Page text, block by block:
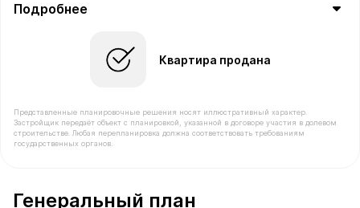
Подробнее
Квартира продана
Представленные планировочные решения носят иллюстративный характер.
Застройщик передаёт объект с планировкой, указанной в договоре участия в долевом
строительстве. Любая перепланировка должна соответствовать требованиям
государственных органов.
Генеральный план